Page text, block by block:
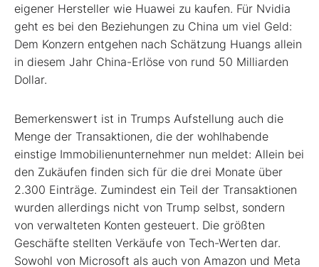
eigener Hersteller wie Huawei zu kaufen. Für Nvidia
geht es bei den Beziehungen zu China um viel Geld:
Dem Konzern entgehen nach Schätzung Huangs allein
in diesem Jahr China-Erlöse von rund 50 Milliarden
Dollar.
Bemerkenswert ist in Trumps Aufstellung auch die
Menge der Transaktionen, die der wohlhabende
einstige Immobilienunternehmer nun meldet: Allein bei
den Zukäufen finden sich für die drei Monate über
2.300 Einträge. Zumindest ein Teil der Transaktionen
wurden allerdings nicht von Trump selbst, sondern
von verwalteten Konten gesteuert. Die größten
Geschäfte stellten Verkäufe von Tech-Werten dar.
Sowohl von Microsoft als auch von Amazon und Meta